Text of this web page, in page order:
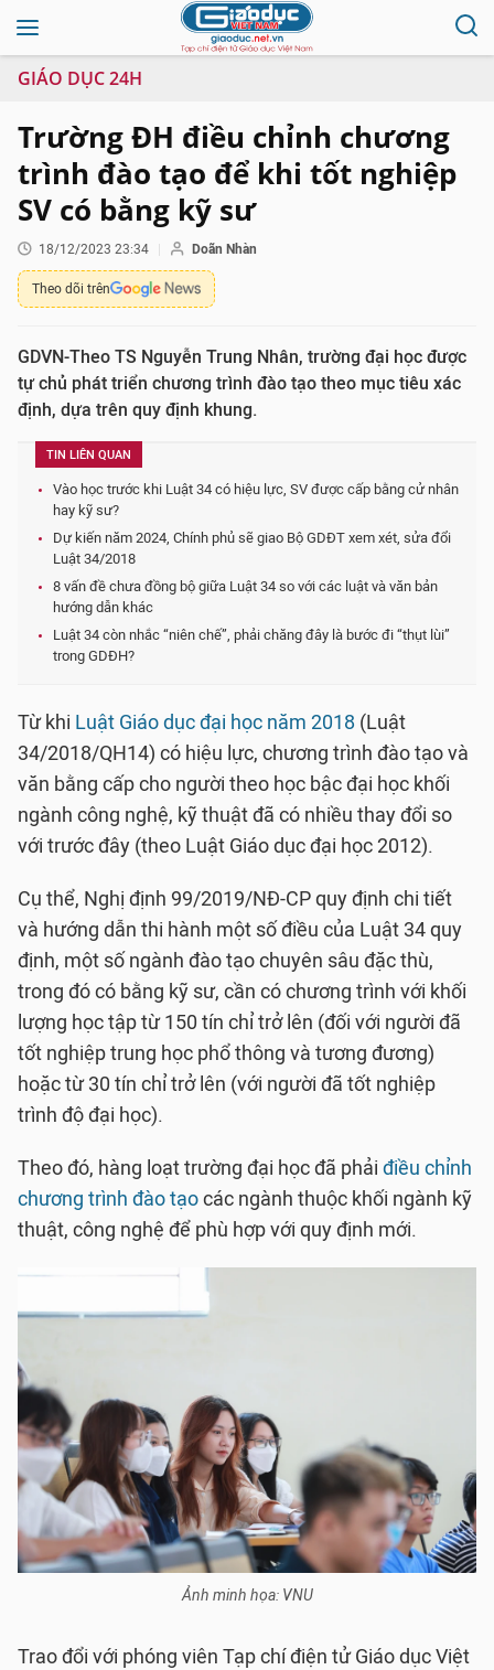
GIÁO DỤC 24H
Trường ĐH điều chỉnh chương
trình đào tạo để khi tốt nghiệp
SV có bằng kỹ sư
18/12/2023 23:34 Doãn Nhàn
Theo dõi trên
GDVN-Theo TS Nguyễn Trung Nhân, trường đại học được
tự chủ phát triển chương trình đào tạo theo mục tiêu xác
định, dựa trên quy định khung.
TIN LIÊN QUAN
Vào học trước khi Luật 34 có hiệu lực, SV được cấp bằng cử nhân
hay kỹ sư?
Dự kiến năm 2024, Chính phủ sẽ giao Bộ GDĐT xem xét, sửa đổi
Luật 34/2018
8 vấn đề chưa đồng bộ giữa Luật 34 so với các luật và văn bản
hướng dẫn khác
Luật 34 còn nhắc “niên chế”, phải chăng đây là bước đi “thụt lùi”
trong GDĐH?
Từ khi Luật Giáo dục đại học năm 2018 (Luật
34/2018/QH14) có hiệu lực, chương trình đào tạo và
văn bằng cấp cho người theo học bậc đại học khối
ngành công nghệ, kỹ thuật đã có nhiều thay đổi so
với trước đây (theo Luật Giáo dục đại học 2012).
Cụ thể, Nghị định 99/2019/NĐ-CP quy định chi tiết
và hướng dẫn thi hành một số điều của Luật 34 quy
định, một số ngành đào tạo chuyên sâu đặc thù,
trong đó có bằng kỹ sư, cần có chương trình với khối
lượng học tập từ 150 tín chỉ trở lên (đối với người đã
tốt nghiệp trung học phổ thông và tương đương)
hoặc từ 30 tín chỉ trở lên (với người đã tốt nghiệp
trình độ đại học).
Theo đó, hàng loạt trường đại học đã phải điều chỉnh
chương trình đào tạocác ngành thuộc khối ngành kỹ
thuật, công nghệ để phù hợp với quy định mới.
Ảnh minh họa: VNU
Trao đổi với phóng viên Tạp chí điện tử Giáo dục Việt